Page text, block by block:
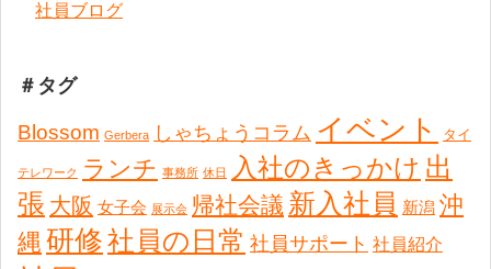
社員ブログ
＃タグ
Blossom Gerbera しゃちょうコラム イベント タイ
テレワーク ランチ 事務所 休日 入社のきっかけ 出
張 大阪 女子会 展示会 帰社会議 新入社員 新潟 沖
縄 研修社員の日常 社員サポート 社員紹介